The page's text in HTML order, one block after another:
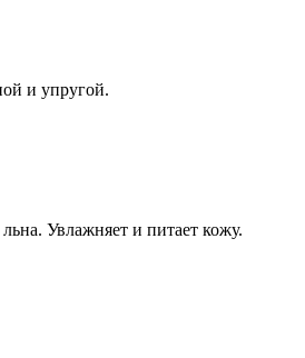
и упругой.
Увлажняет и питает кожу.